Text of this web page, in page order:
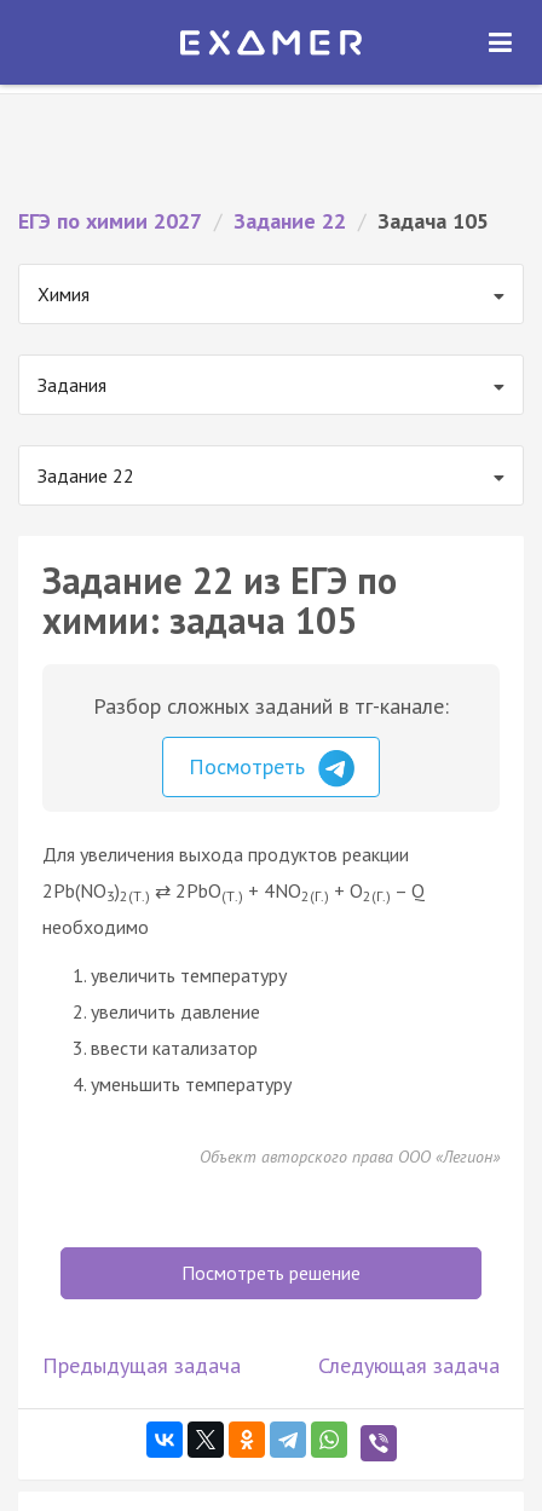
Экзамер — ЕГЭ 2027
ОТКРЫТЬ
ЕГЭ по химии 2027 / Задание 22 / Задача 105
Химия
Задания
Задание 22
Задание 22 из ЕГЭ по
химии: задача 105
Разбор сложных заданий в тг-канале:
Посмотреть
Для увеличения выхода продуктов реакции
2Pb(NO3)2(Т.) ⇄ 2PbO(Т.) + 4NO2(Г.) + O2(Г.) – Q
необходимо
увеличить температуру
увеличить давление
ввести катализатор
уменьшить температуру
Объект авторского права ООО «Легион»
Посмотреть решение
Предыдущая задача Следующая задача